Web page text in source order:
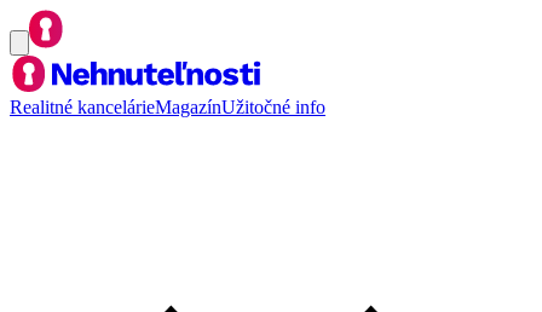
Realitné kancelárieMagazínUžitočné info